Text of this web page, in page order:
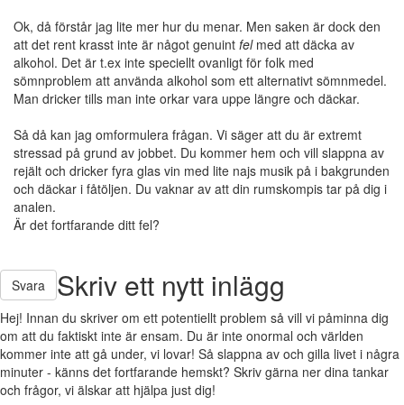
Ok, då förstår jag lite mer hur du menar. Men saken är dock den
att det rent krasst inte är något genuint felmed att däcka av
alkohol. Det är t.ex inte speciellt ovanligt för folk med
sömnproblem att använda alkohol som ett alternativt sömnmedel.
Man dricker tills man inte orkar vara uppe längre och däckar.
Så då kan jag omformulera frågan. Vi säger att du är extremt
stressad på grund av jobbet. Du kommer hem och vill slappna av
rejält och dricker fyra glas vin med lite najs musik på i bakgrunden
och däckar i fåtöljen. Du vaknar av att din rumskompis tar på dig i
analen.
Är det fortfarande ditt fel?
Svara Skriv ett nytt inlägg
Hej! Innan du skriver om ett potentiellt problem så vill vi påminna dig
om att du faktiskt inte är ensam. Du är inte onormal och världen
kommer inte att gå under, vi lovar! Så slappna av och gilla livet i några
minuter - känns det fortfarande hemskt? Skriv gärna ner dina tankar
och frågor, vi älskar att hjälpa just dig!